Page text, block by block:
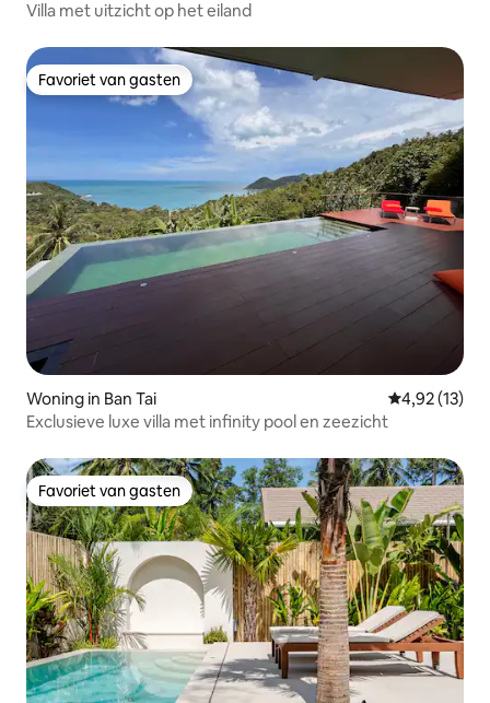
Villa met uitzicht op het eiland
Favoriet van gasten
Favoriet van gasten
Woning in Ban Tai Gemiddelde
4,92 (13)
Exclusieve luxe villa met infinity pool en zeezicht
Favoriet van gasten
Favoriet van gasten